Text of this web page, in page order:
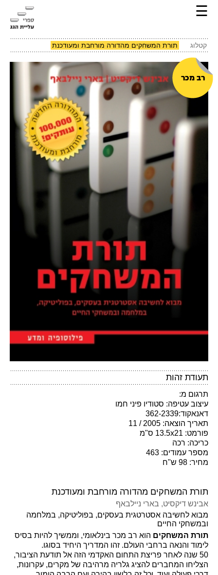
☰
קטלוג תורת המשחקים מהדורה מורחבת ומעודכנת
תעודת זהות
תרגום מ:
עיצוב עטיפה: סטודיו פיני חמו
דאנאקוד:362-2339
תאריך הוצאה: 2005 / 11
פורמט: 13.5x21 ס"מ
כריכה: רכה
מספר עמודים: 463
מחיר: 98 ש"ח
תורת המשחקים מהדורה מורחבת ומעודכנת
אבינש דיקסיט, בארי ניילבאף
מבוא לחשיבה אסטרטגית בעסקים, בפוליטיקה, במלחמה
ובמשחקי החיים
תורת המשחקים הוא רב מכר בינלאומי, וממשיך להיות בסיס
לימוד והנאה ברחבי העולם. זהו המדריך היחיד בסוגו.
50 שנה לאחר פריצת התחום האקדמי הזה אל תודעת הציבור,
הצליחו המחברים להציג גלריה מרהיבה של מקרים, עקרונות,